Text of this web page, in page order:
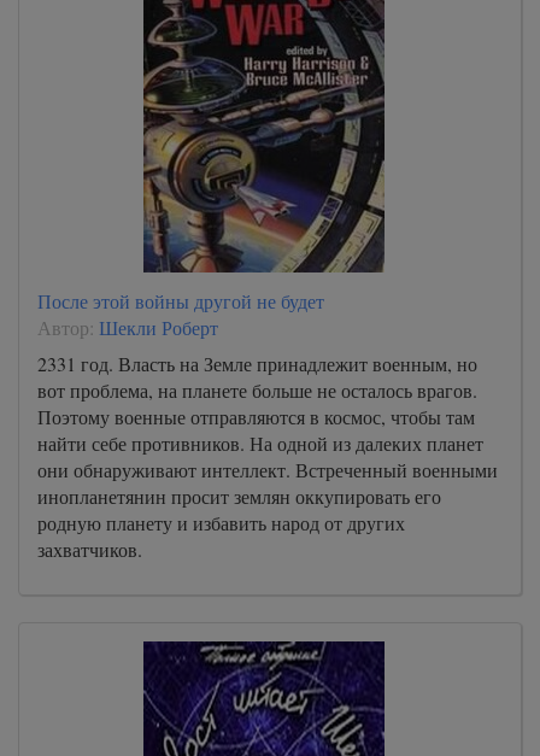
После этой войны другой не будет
Автор: Шекли Роберт
2331 год. Власть на Земле принадлежит военным, но
вот проблема, на планете больше не осталось врагов.
Поэтому военные отправляются в космос, чтобы там
найти себе противников. На одной из далеких планет
они обнаруживают интеллект. Встреченный военными
инопланетянин просит землян оккупировать его
родную планету и избавить народ от других
захватчиков.